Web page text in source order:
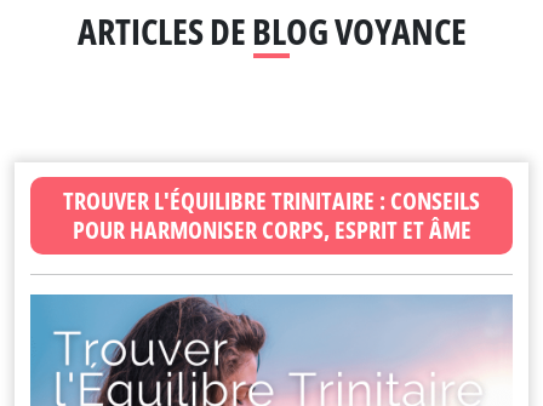
ARTICLES DE BLOG VOYANCE
TROUVER L'ÉQUILIBRE TRINITAIRE : CONSEILS
POUR HARMONISER CORPS, ESPRIT ET ÂME